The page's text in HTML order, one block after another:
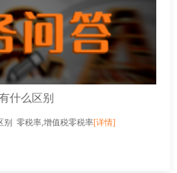
什么区别
别 零税率,增值税零税率[详情]